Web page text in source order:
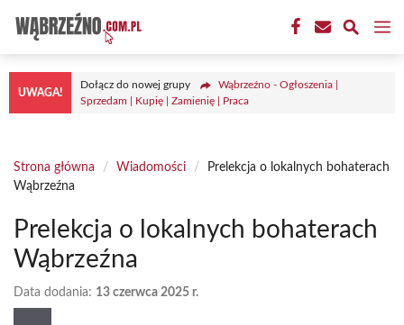
treści
UWAGA!
Dołącz do nowej grupy
Wąbrzeźno - Ogłoszenia |
Sprzedam | Kupię | Zamienię | Praca
Strona główna / Wiadomości /
Prelekcja o lokalnych bohaterach
Wąbrzeźna
Prelekcja o lokalnych bohaterach
Wąbrzeźna
Data dodania: 13 czerwca 2025 r.